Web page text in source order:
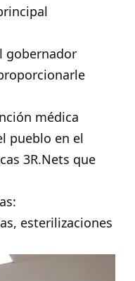
gobernador
médica
pueblo en el
3R.Nets que
esterilizaciones